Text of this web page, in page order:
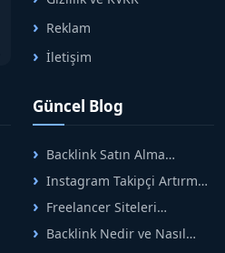
Reklam
İletişim
Güncel Blog
Backlink Satın Alma
Rehberi: Güvenli SEO İçin
Doğru Adımlar
Instagram Takipçi Artırma
Yöntemleri: Organik Büyüme
Rehberi
Freelancer Siteleri
Arasında Doğru Seçim Nasıl
Yapılır
Backlink Nedir ve Nasıl